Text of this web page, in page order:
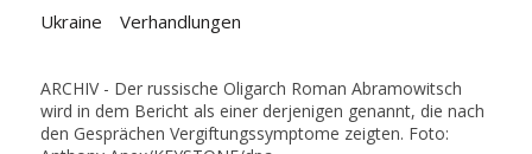
Ukraine
Verhandlungen
ARCHIV - Der russische Oligarch Roman Abramowitsch
wird in dem Bericht als einer derjenigen genannt, die nach
den Gesprächen Vergiftungssymptome zeigten. Foto: